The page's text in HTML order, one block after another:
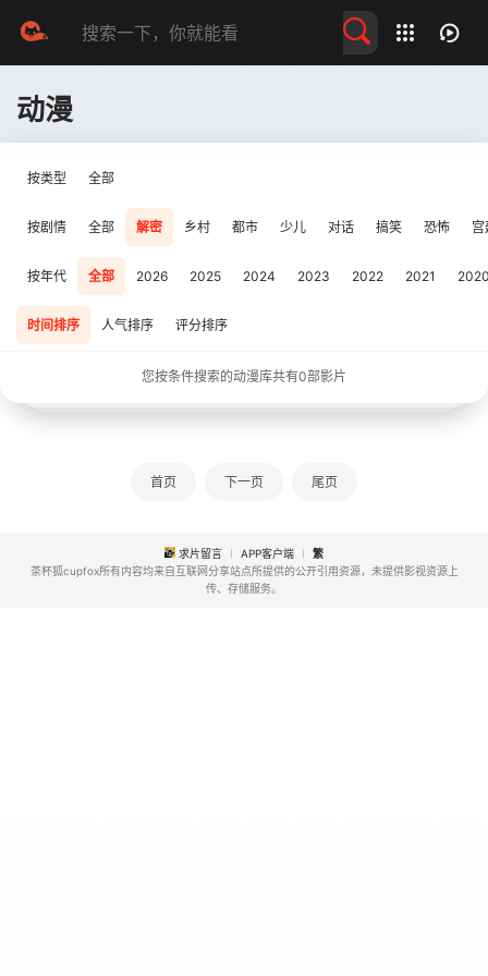
动漫
按类型 全部
按剧情 全部 解密 乡村 都市 少儿 对话 搞笑 恐怖 宫
按年代 全部 2026 2025 2024 2023 2022 2021
时间排序 人气排序 评分排序
您按条件搜索的动漫库共有0部影片
首页 下一页 尾页
求片留言 APP客户端
繁
茶杯狐cupfox所有内容均来自互联网分享站点所提供的公开引用资源，未提供影视资源上
传、存储服务。